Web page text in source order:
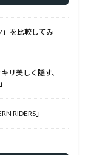
」を比較してみ
リ美しく隠す、
RIDERS」